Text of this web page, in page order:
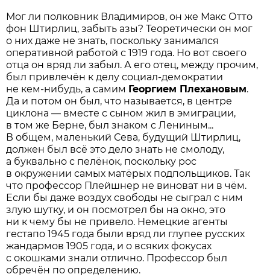
Мог ли полковник Владимиров, он же Макс Отто
фон Штирлиц, забыть азы? Теоретически он мог
о них даже не знать, поскольку занимался
оперативной работой с 1919 года. Но вот своего
отца он вряд ли забыл. А его отец, между прочим,
был привлечён к делу социал-демократии
не кем-нибудь, а самим Георгием Плехановым.
Да и потом он был, что называется, в центре
циклона — вместе с сыном жил в эмиграции,
в том же Берне, был знаком с Лениным...
В общем, маленький Сева, будущий Штирлиц,
должен был всё это дело знать не смолоду,
а буквально с пелёнок, поскольку рос
в окружении самых матёрых подпольщиков. Так
что профессор Плейшнер не виноват ни в чём.
Если бы даже воздух свободы не сыграл с ним
злую шутку, и он посмотрел бы на окно, это
ни к чему бы не привело. Немецкие агенты
гестапо 1945 года были вряд ли глупее русских
жандармов 1905 года, и о всяких фокусах
с окошками знали отлично. Профессор был
обречён по определению.